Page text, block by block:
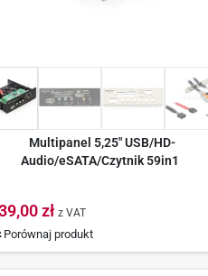
Multipanel 5,25" USB/HD-
Audio/eSATA/Czytnik 59in1
zł z VAT
Porównaj produkt